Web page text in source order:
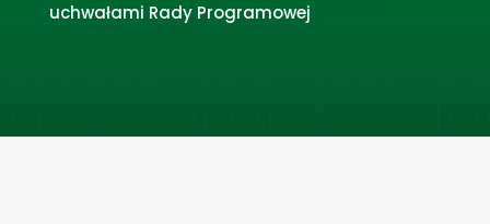
uchwałami Rady Programowej